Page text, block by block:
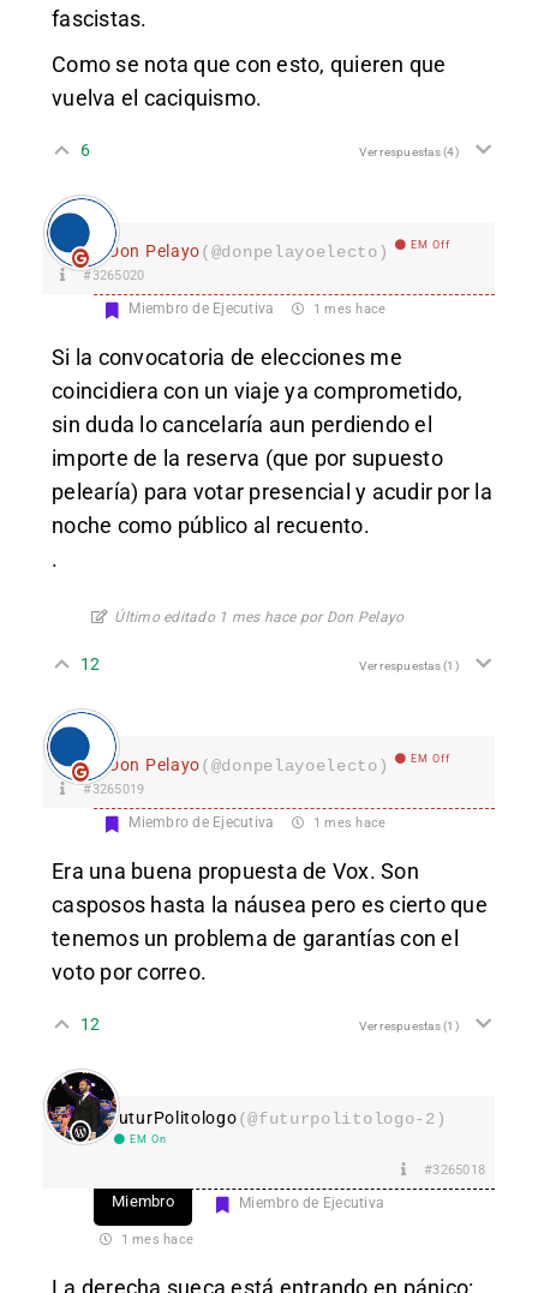
fascistas.
Como se nota que con esto, quieren que
vuelva el caciquismo.
6 Ver respuestas(4)
Don Pelayo(@donpelayoelecto) EM Off
#3265020
Miembro de Ejecutiva 1 mes hace
Si la convocatoria de elecciones me
coincidiera con un viaje ya comprometido,
sin duda lo cancelaría aun perdiendo el
importe de la reserva (que por supuesto
pelearía) para votar presencial y acudir por la
noche como público al recuento.
.
Último editado 1 mes hace por Don Pelayo
12 Ver respuestas(1)
Don Pelayo(@donpelayoelecto) EM Off
#3265019
Miembro de Ejecutiva 1 mes hace
Era una buena propuesta de Vox. Son
casposos hasta la náusea pero es cierto que
tenemos un problema de garantías con el
voto por correo.
12 Ver respuestas(1)
FuturPolitologo(@futurpolitologo-2)
EM On
#3265018
Miembro Miembro de Ejecutiva
1 mes hace
La derecha sueca está entrando en pánico: